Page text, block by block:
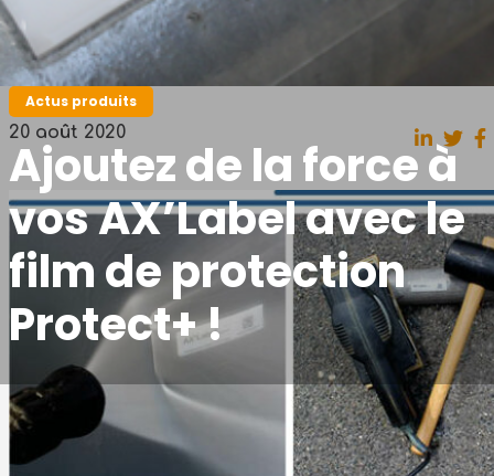
Actus produits
Ajoutez de la force à
vos AX’Label avec le
film de protection
Protect+ !
20 août 2020